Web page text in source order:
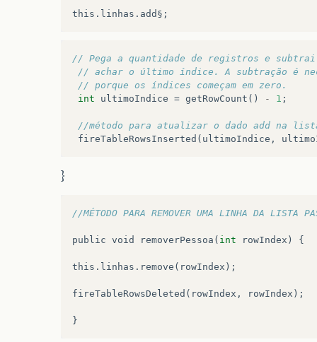
this . linhas . add § ;
// Pega a quantidade de registros e
// achar o último índice. A subtração é
// porque os índices começam em zero.
int
ultimoIndice = getRowCount () - 1 ;
//método para atualizar o dado add na
fireTableRowsInserted ( ultimoIndice ,
}
//MÉTODO PARA REMOVER UMA LINHA DA LISTA
public void removerPessoa ( int rowIndex ) {
this . linhas . remove ( rowIndex );
fireTableRowsDeleted ( rowIndex , rowIndex );
}